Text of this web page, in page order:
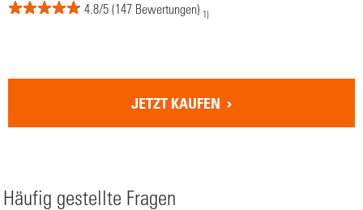
4.8/5 (147 Bewertungen) 1)
JETZT KAUFEN
Häufig gestellte Fragen